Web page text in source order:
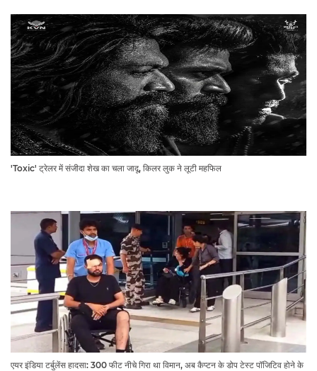
'Toxic' ट्रेलर में संजीदा शेख का चला जादू, किलर लुक ने लूटी महफिल
एयर इंडिया टर्बुलेंस हादसा: 300 फीट नीचे गिरा था विमान, अब कैप्टन के डोप टेस्ट पॉजिटिव होने के